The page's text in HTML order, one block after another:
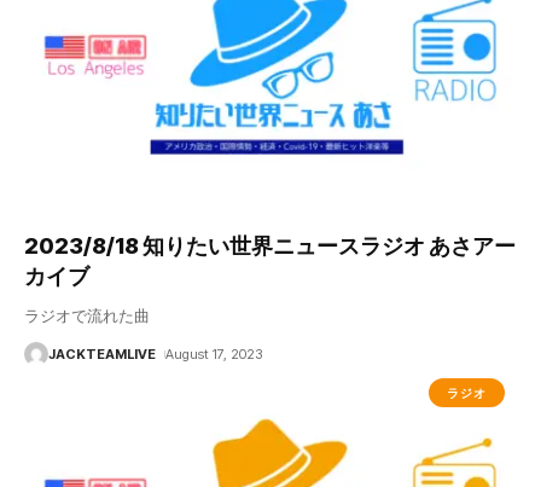
2023/8/18 知りたい世界ニュースラジオ あさアー
カイブ
ラジオで流れた曲
JACKTEAMLIVE August 17, 2023
ラジオ